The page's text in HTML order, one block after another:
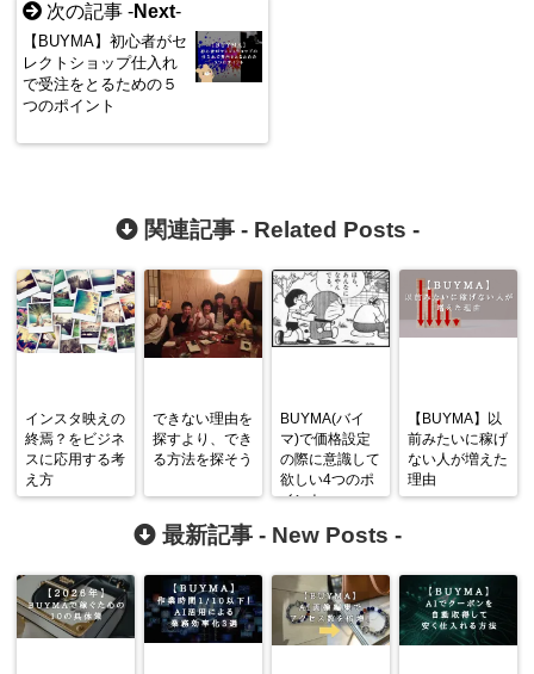
次の記事 -Next-
【BUYMA】初心者がセ
レクトショップ仕入れ
で受注をとるための５
つのポイント
関連記事 - Related Posts -
インスタ映えの
終焉？をビジネ
スに応用する考
え方
できない理由を
探すより、でき
る方法を探そう
BUYMA(バイ
マ)で価格設定
の際に意識して
欲しい4つのポ
イント
【BUYMA】以
前みたいに稼げ
ない人が増えた
理由
最新記事 - New Posts -